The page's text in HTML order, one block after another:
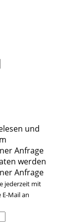
und
Anfrage
werden
Anfrage
jederzeit mit
Mail an